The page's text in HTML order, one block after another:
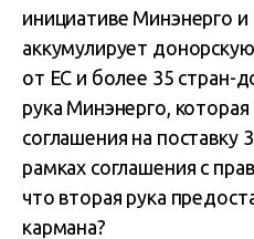
инициативе Минэнерго и
аккумулирует
от ЕС и более 35 стран-
рука Минэнерго,
соглашения на поставку
рамках соглашения с
что вторая рука
кармана?